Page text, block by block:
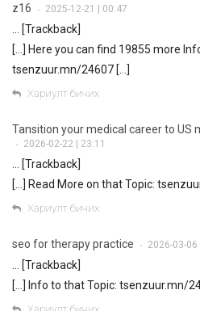
z16 • 2025-12-21 | 00:47
… [Trackback]
[…] Here you can find 19855 more
tsenzuur.mn/24607 […]
Хариулт бичих
Tansition your medical career to US
• 2026-02-22 | 23:11
… [Trackback]
[…] Read More on that Topic:
Хариулт бичих
seo for therapy practice • 2026-03-06
… [Trackback]
[…] Info to that Topic: tsenzuur.mn/